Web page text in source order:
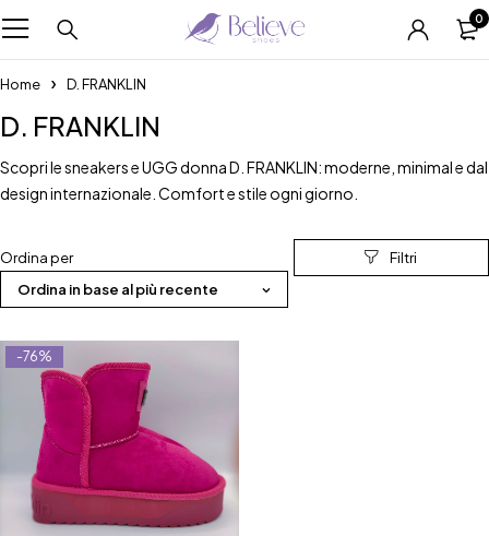
0
Home D. FRANKLIN
D. FRANKLIN
Scopri le sneakers e UGG donna D. FRANKLIN: moderne, minimal e dal
design internazionale. Comfort e stile ogni giorno.
Ordina per
Ordina in base al più recente
-76%